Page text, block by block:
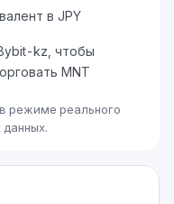
в JPY
kz, чтобы
MNT
режиме реального